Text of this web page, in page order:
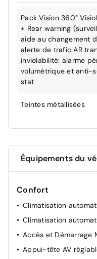
Pack Vision 360°
+ Rear warning
aide au changement
alerte de trafic AR
inviolabilité: alarme
volumétrique et anti-
stat
Teintes métallisées
Équipements du
Confort
Climatisation
Climatisation
Accès et Démarrage
Appui-tête AV